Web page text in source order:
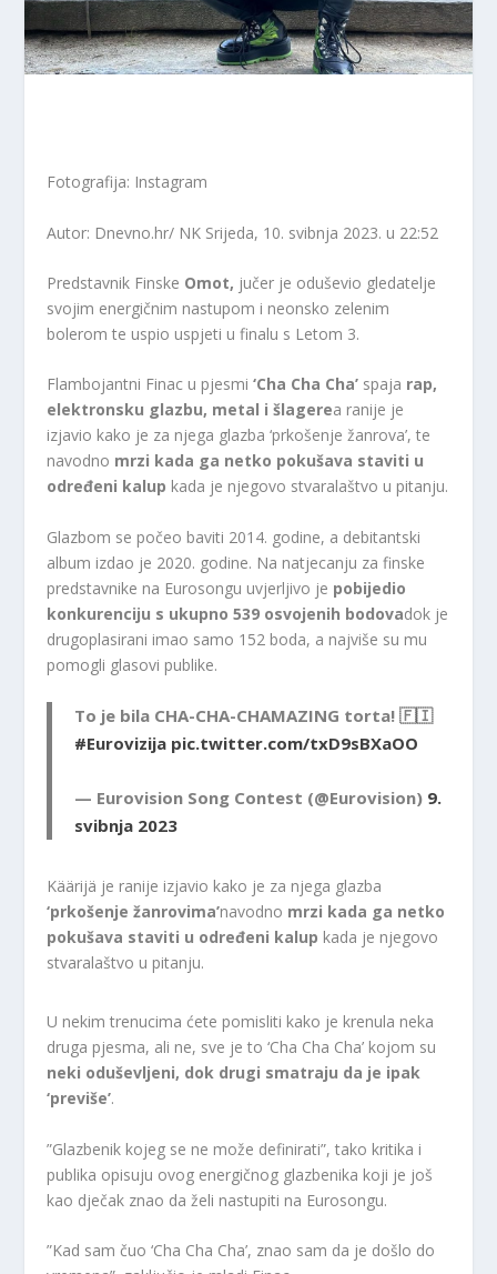
Fotografija: Instagram
Autor: Dnevno.hr/ NK Srijeda, 10. svibnja 2023. u 22:52
Predstavnik Finske Omot, jučer je oduševio gledatelje
svojim energičnim nastupom i neonsko zelenim
bolerom te uspio uspjeti u finalu s Letom 3.
Flambojantni Finac u pjesmi‘Cha Cha Cha’ spaja rap,
elektronsku glazbu, metal i šlagerea ranije je
izjavio kako je za njega glazba ‘prkošenje žanrova’, te
navodno mrzi kada ga netko pokušava staviti u
određeni kalup kada je njegovo stvaralaštvo u pitanju.
Glazbom se počeo baviti 2014. godine, a debitantski
album izdao je 2020. godine. Na natjecanju za finske
predstavnike na Eurosongu uvjerljivo je pobijedio
konkurenciju s ukupno 539 osvojenih bodovadok je
drugoplasirani imao samo 152 boda, a najviše su mu
pomogli glasovi publike.
To je bila CHA-CHA-CHAMAZING torta! 🇫🇮
#Eurovizija pic.twitter.com/txD9sBXaOO
— Eurovision Song Contest (@Eurovision) 9.
svibnja 2023
Käärijä je ranije izjavio kako je za njega glazba
‘prkošenje žanrovima’navodno mrzi kada ga netko
pokušava staviti u određeni kalup kada je njegovo
stvaralaštvo u pitanju.
U nekim trenucima ćete pomisliti kako je krenula neka
druga pjesma, ali ne, sve je to ‘Cha Cha Cha’ kojom su
neki oduševljeni, dok drugi smatraju da je ipak
‘previše’.
”Glazbenik kojeg se ne može definirati”, tako kritika i
publika opisuju ovog energičnog glazbenika koji je još
kao dječak znao da želi nastupiti na Eurosongu.
”Kad sam čuo ‘Cha Cha Cha’, znao sam da je došlo do